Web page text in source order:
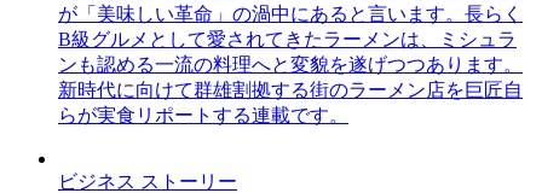
が「美味しい革命」の渦中にあると言います。長らく
B級グルメとして愛されてきたラーメンは、ミシュラ
ンも認める一流の料理へと変貌を遂げつつあります。
新時代に向けて群雄割拠する街のラーメン店を巨匠自
らが実食リポートする連載です。
ビジネス ストーリー